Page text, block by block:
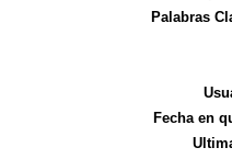
Palabras
Fecha en